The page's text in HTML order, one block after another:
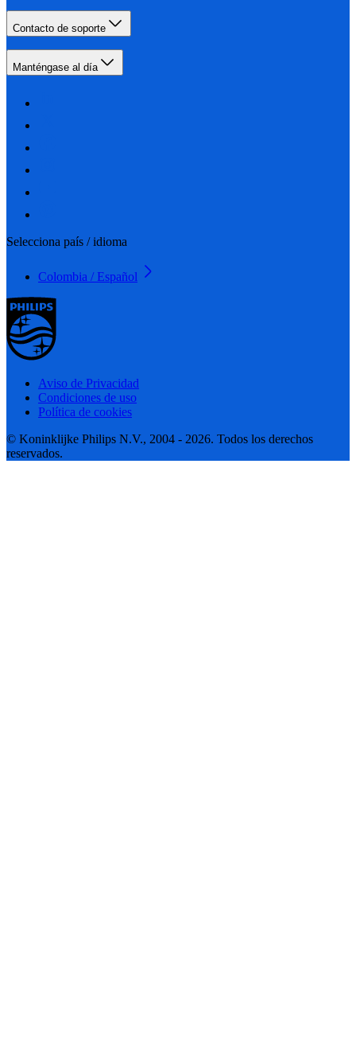
Contacto de soporte
Manténgase al día
Selecciona país / idioma
Colombia / Español
Aviso de Privacidad
Condiciones de uso
Política de cookies
© Koninklijke Philips N.V., 2004 - 2026. Todos los derechos
reservados.